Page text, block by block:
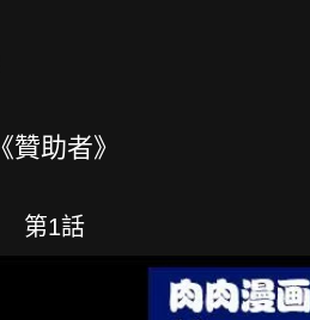
《贊助者》
第1話